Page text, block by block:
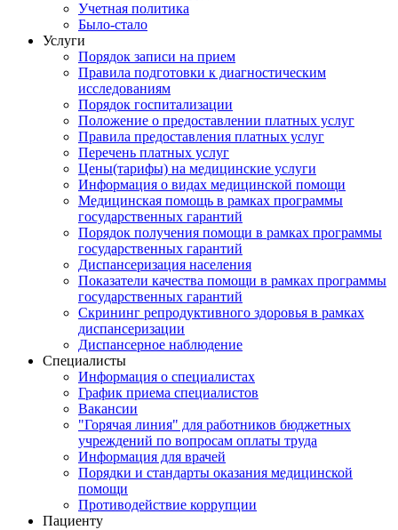
Учетная политика
Было-стало
Услуги
Порядок записи на прием
Правила подготовки к диагностическим
исследованиям
Порядок госпитализации
Положение о предоставлении платных услуг
Правила предоставления платных услуг
Перечень платных услуг
Цены(тарифы) на медицинские услуги
Информация о видах медицинской помощи
Медицинская помощь в рамках программы
государственных гарантий
Порядок получения помощи в рамках программы
государственных гарантий
Диспансеризация населения
Показатели качества помощи в рамках программы
государственных гарантий
Скрининг репродуктивного здоровья в рамках
диспансеризации
Диспансерное наблюдение
Специалисты
Информация о специалистах
График приема специалистов
Вакансии
"Горячая линия" для работников бюджетных
учреждений по вопросам оплаты труда
Информация для врачей
Порядки и стандарты оказания медицинской
помощи
Противодействие коррупции
Пациенту